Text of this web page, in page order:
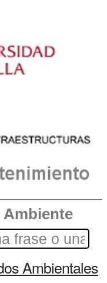
Ambiente
Ambientales